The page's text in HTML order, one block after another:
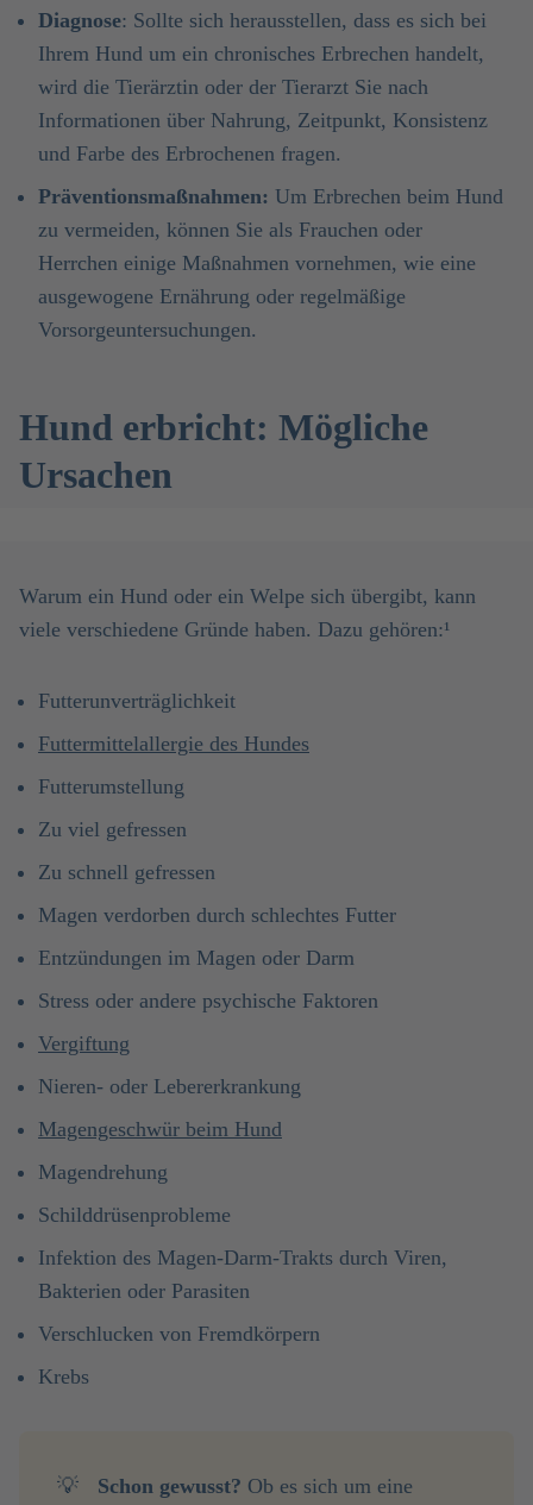
Diagnose: Sollte sich herausstellen, dass es sich bei
Ihrem Hund um ein chronisches Erbrechen handelt,
wird die Tierärztin oder der Tierarzt Sie nach
Informationen über Nahrung, Zeitpunkt, Konsistenz
und Farbe des Erbrochenen fragen.
Präventionsmaßnahmen: Um Erbrechen beim Hund
zu vermeiden, können Sie als Frauchen oder
Herrchen einige Maßnahmen vornehmen, wie eine
ausgewogene Ernährung oder regelmäßige
Vorsorgeuntersuchungen.
Hund erbricht: Mögliche
Ursachen
Warum ein Hund oder ein Welpe sich übergibt, kann
viele verschiedene Gründe haben. Dazu gehören:¹
Futterunverträglichkeit
Futtermittelallergie des Hundes
Futterumstellung
Zu viel gefressen
Zu schnell gefressen
Magen verdorben durch schlechtes Futter
Entzündungen im Magen oder Darm
Stress oder andere psychische Faktoren
Vergiftung
Nieren- oder Lebererkrankung
Magengeschwür beim Hund
Magendrehung
Schilddrüsenprobleme
Infektion des Magen-Darm-Trakts durch Viren,
Bakterien oder Parasiten
Verschlucken von Fremdkörpern
Krebs
💡 Schon gewusst? Ob es sich um eine